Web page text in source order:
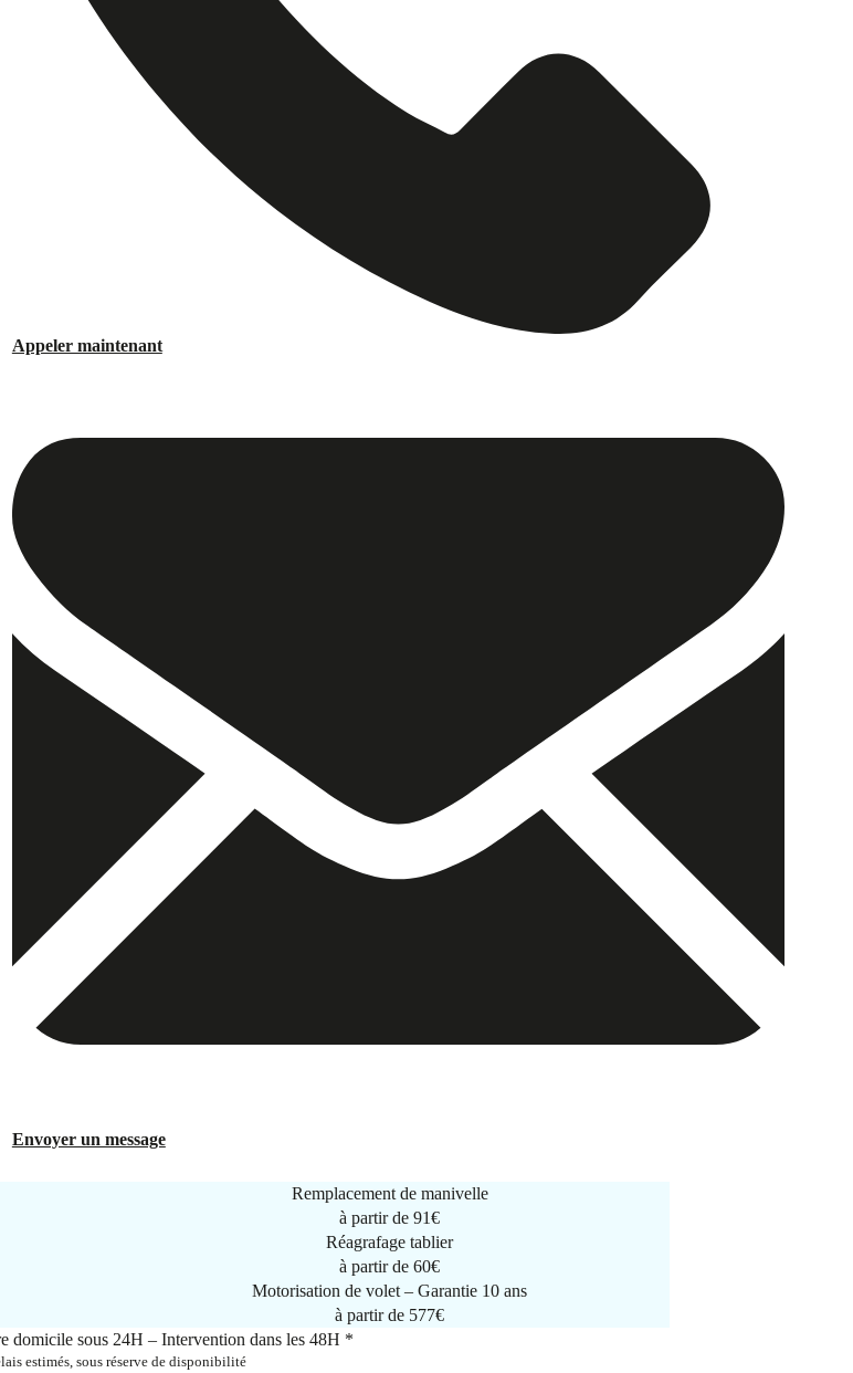
Appeler maintenant
Envoyer un message
Remplacement de manivelle
à partir de91€
Réagrafage tablier
à partir de60€
Motorisation de volet – Garantie 10 ans
à partir de 577€
domicile sous 24H – Intervention dans les 48H *
estimés, sous réserve de disponibilité